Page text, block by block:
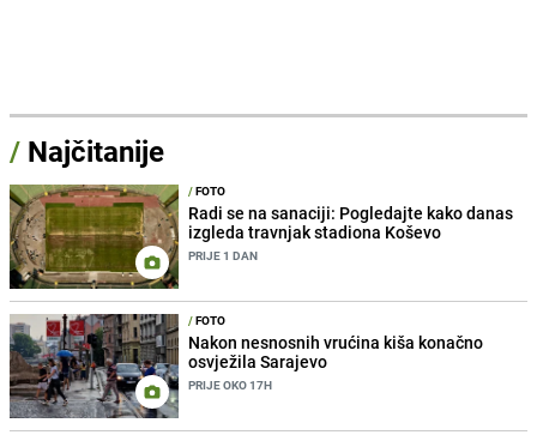
/ Najčitanije
/FOTO
Radi se na sanaciji: Pogledajte kako danas
izgleda travnjak stadiona Koševo
PRIJE 1 DAN
/FOTO
Nakon nesnosnih vrućina kiša konačno
osvježila Sarajevo
PRIJE OKO 17H